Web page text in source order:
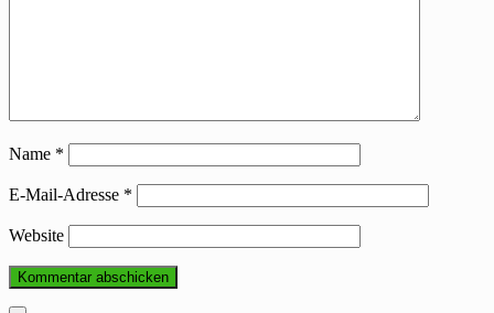
Name *
E-Mail-Adresse *
Website